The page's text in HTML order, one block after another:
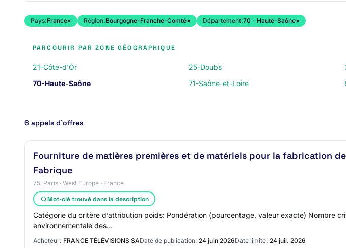
Pays:France× Région:Bourgogne-Franche-Comté× Département:70 - Haute-Saône×
PARCOURIR PAR ZONE GÉOGRAPHIQUE
21-Côte-d'Or 25-Doubs
70-Haute-Saône
71-Saône-et-Loire
6 appels d’offres
Fourniture de matières premières et de matériels pour la fabrication
Fabrique
75-Paris · West Europe · France
Mot-clé trouvé dans la description
Catégorie du critère d’attribution poids: Pondération (pourcentage, valeur exacte) Nombre
environnementale des…
Acheteur: FRANCE TÉLÉVISIONS SADate de publication: 24 juin 2026Date limite: 24 juil. 2026